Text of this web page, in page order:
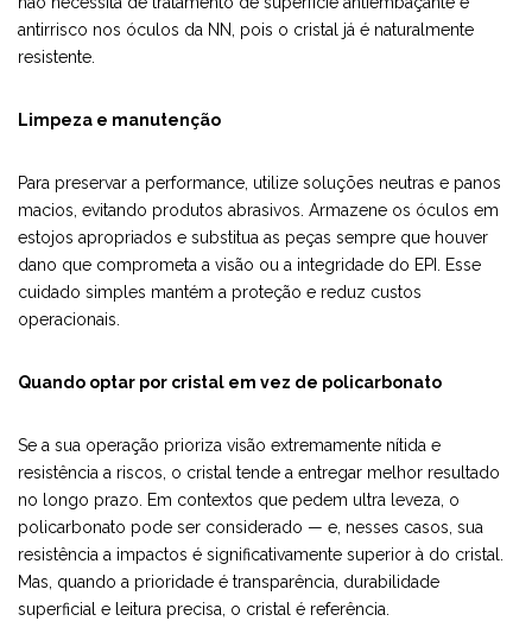
antirrisco nos óculos da NN, pois o cristal já é naturalmente
resistente.
Limpeza e manutenção
Para preservar a performance, utilize soluções neutras e panos
macios, evitando produtos abrasivos. Armazene os óculos em
estojos apropriados e substitua as peças sempre que houver
dano que comprometa a visão ou a integridade do EPI. Esse
cuidado simples mantém a proteção e reduz custos
operacionais.
Quando optar por cristal em vez de policarbonato
Se a sua operação prioriza visão extremamente nítida e
resistência a riscos, o cristal tende a entregar melhor resultado
no longo prazo. Em contextos que pedem ultra leveza, o
policarbonato pode ser considerado — e, nesses casos, sua
resistência a impactos é significativamente superior à do cristal.
Mas, quando a prioridade é transparência, durabilidade
superficial e leitura precisa, o cristal é referência.